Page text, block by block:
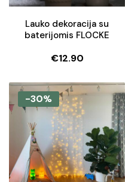
Lauko dekoracija su
baterijomis FLOCKE
€12.90
-30%